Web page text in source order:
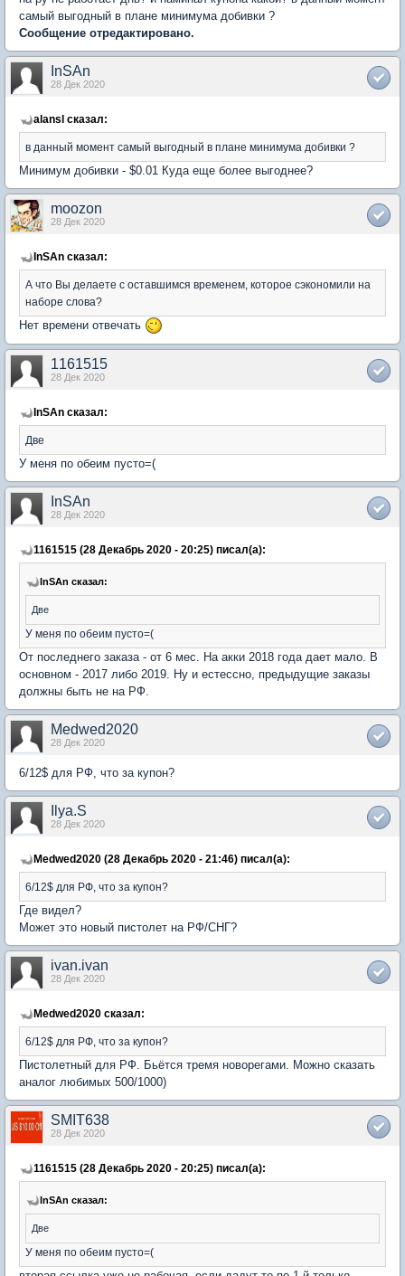
самый выгодный в плане минимума добивки ?
Сообщение отредактировано.
InSAn
28 Дек 2020
alansl сказал:
в данный момент самый выгодный в плане минимума добивки ?
Минимум добивки - $0.01 Куда еще более выгоднее?
moozon
28 Дек 2020
InSAn сказал:
А что Вы делаете с оставшимся временем, которое сэкономили на
наборе слова?
Нет времени отвечать
1161515
28 Дек 2020
InSAn сказал:
Две
У меня по обеим пусто=(
InSAn
28 Дек 2020
1161515 (28 Декабрь 2020 - 20:25) писал(а):
InSAn сказал:
Две
У меня по обеим пусто=(
От последнего заказа - от 6 мес. На акки 2018 года дает мало. В
основном - 2017 либо 2019. Ну и естессно, предыдущие заказы
должны быть не на РФ.
Medwed2020
28 Дек 2020
6/12$ для РФ, что за купон?
Ilya.S
28 Дек 2020
Medwed2020 (28 Декабрь 2020 - 21:46) писал(а):
6/12$ для РФ, что за купон?
Где видел?
Может это новый пистолет на РФ/СНГ?
ivan.ivan
28 Дек 2020
Medwed2020 сказал:
6/12$ для РФ, что за купон?
Пистолетный для РФ. Бьётся тремя новорегами. Можно сказать
аналог любимых 500/1000)
SMIT638
28 Дек 2020
1161515 (28 Декабрь 2020 - 20:25) писал(а):
InSAn сказал:
Две
У меня по обеим пусто=(